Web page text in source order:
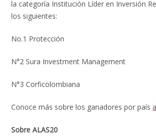
la categoría Institución Líder en Inversión
los siguientes:
No.1 Protección
N°2 Sura Investment Management
N°3 Corficolombiana
Conoce más sobre los ganadores por país
Sobre ALAS20